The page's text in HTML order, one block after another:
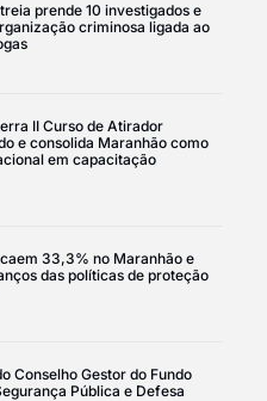
prende 10 investigados e
criminosa ligada ao
II Curso de Atirador
e consolida Maranhão como
em capacitação
33,3% no Maranhão e
das políticas de proteção
Conselho Gestor do Fundo
Pública e Defesa